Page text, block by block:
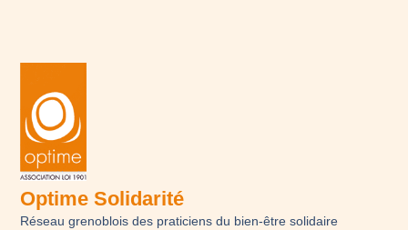
Optime Solidarité
Réseau grenoblois des praticiens du bien-être solidaire